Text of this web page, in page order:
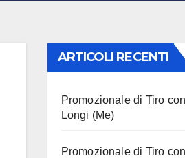
ARTICOLI RECENTI
Promozionale di Tiro
Longi (Me)
Promozionale di Tiro